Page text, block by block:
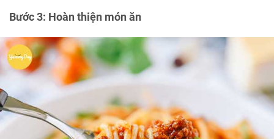
Bước 3: Hoàn thiện món ăn